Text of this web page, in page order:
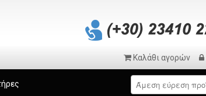
Καλάθι αγορών